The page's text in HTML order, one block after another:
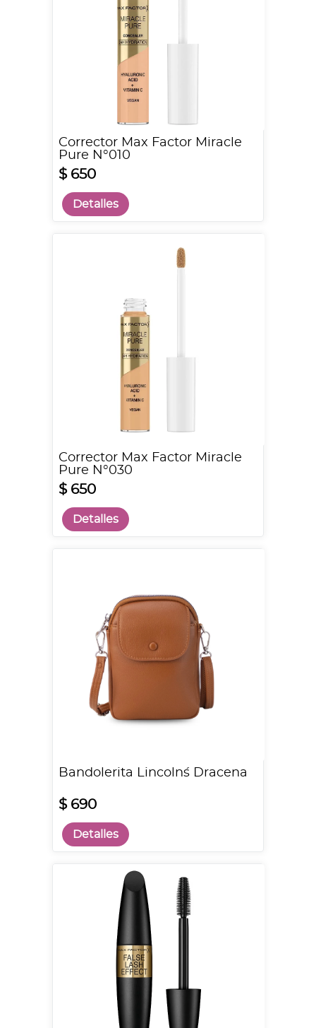
Corrector Max Factor Miracle
Pure N°010
$ 650
Detalles
Corrector Max Factor Miracle
Pure N°030
$ 650
Detalles
Bandolerita Lincoln´s Dracena
$ 690
Detalles